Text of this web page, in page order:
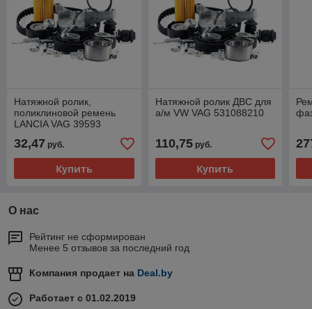
Натяжной ролик,
поликлиновой ремень
LANCIA VAG 39593
32,47 руб.
Купить
Натяжной ролик ДВС для
а/м VW VAG 531088210
110,75руб.
Купить
О нас
Рейтинг не сформирован
Менее 5 отзывов за последний год
Компания продает на Deal.by
Работает с 01.02.2019